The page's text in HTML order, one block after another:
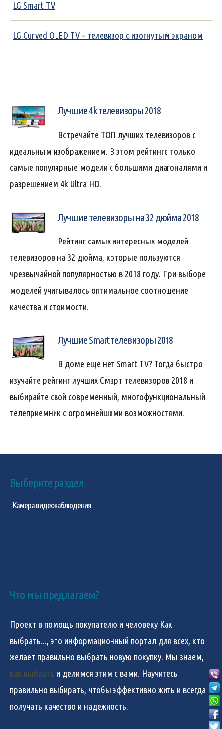
LG Smart TV
LG Curved OLED TV – телевизор с изогнутым экраном
Лучшие 4k телевизоры 2018
Встречайте ТОП лучших телевизоров с
идеальным изображением. В этом рейтинге только
самые популярные модели с большими диагоналями и
разрешением 4k Ultra HD.
Лучшие телевизоры на 32 дюйма 2018
Рейтинг самых интересных моделей
телевизоров на 32 дюйма, которые пользуются
чрезвычайной популярностью в 2018 году. При выборе
моделей учитывалось оптимальное соотношение
качества и стоимости.
Лучшие Smart телевизоры 2018
В доме еще нет Smart TV? Тогда быстро
изучайте рейтинг лучших Смарт телевизоров 2018 и
выбирайте свой современный, многофункциональный
телеприемник с огромнейшими возможностями.
Выберите раздел
Камера видеонаблюдения
Что мы предлагаем?
Проект в помощь покупателю и человеку Как
выбрать..., это информационный портал для всех, кто
желает правильно выбрать новую покупку. Мы знаем,
как выбрать и делимся этим с вами. Научитесь
правильно выбирать, чтобы эффективно жить и всегда
получать качество и надежность.